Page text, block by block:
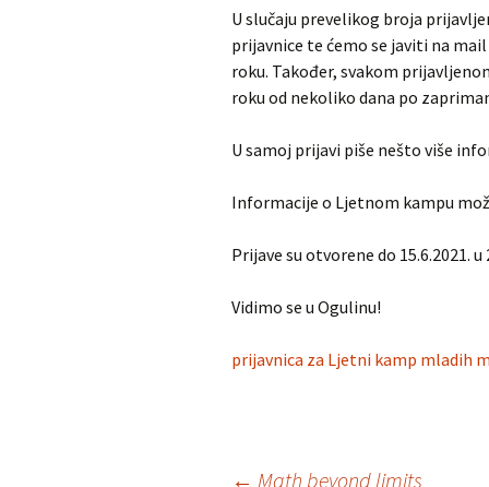
U slučaju prevelikog broja
prijavnice te ćemo se javiti na
roku. Također, svakom
roku od nekoliko dana po
U samoj prijavi piše nešto više
Informacije o Ljetnom kampu
Prijave su otvorene do 15.6.2021. u
Vidimo se u Ogulinu!
prijavnica za Ljetni kamp mladih
← Math beyond limits